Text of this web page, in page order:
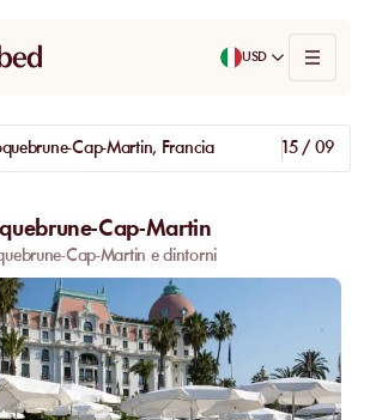
USD
Cap-Martin, Francia 15 / 09
Cap-Martin
Cap-Martin e dintorni